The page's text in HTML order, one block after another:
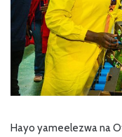
Hayo yameelezwa na